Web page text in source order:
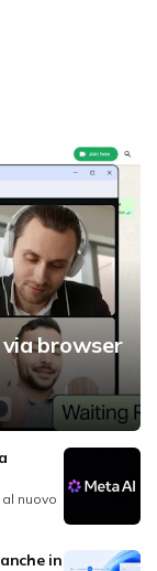
browser
nuovo
in